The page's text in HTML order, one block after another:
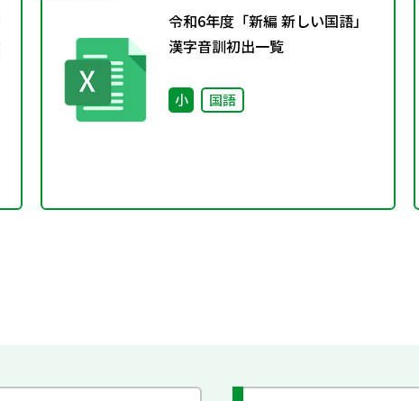
令和6年度「新編 新しい国語」
漢字音訓初出一覧
小 国語